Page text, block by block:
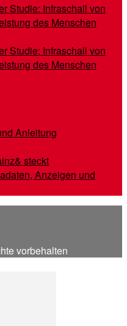
Studie: Infraschall von
des Menschen
Studie: Infraschall von
des Menschen
Anleitung
steckt
Anzeigen und
vorbehalten